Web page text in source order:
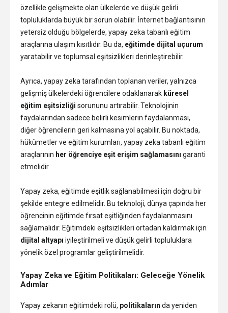
özellikle gelişmekte olan ülkelerde ve düşük gelirli
topluluklarda büyük bir sorun olabilir. İnternet bağlantısının
yetersiz olduğu bölgelerde, yapay zeka tabanlı eğitim
araçlarına ulaşım kısıtlıdır. Bu da, eğitimde dijital uçurum
yaratabilir ve toplumsal eşitsizlikleri derinleştirebilir.
Ayrıca, yapay zeka tarafından toplanan veriler, yalnızca
gelişmiş ülkelerdeki öğrencilere odaklanarak küresel
eğitim eşitsizliği sorununu artırabilir. Teknolojinin
faydalarından sadece belirli kesimlerin faydalanması,
diğer öğrencilerin geri kalmasına yol açabilir. Bu noktada,
hükümetler ve eğitim kurumları, yapay zeka tabanlı eğitim
araçlarının her öğrenciye eşit erişim sağlamasını garanti
etmelidir.
Yapay zeka, eğitimde eşitlik sağlanabilmesi için doğru bir
şekilde entegre edilmelidir. Bu teknoloji, dünya çapında her
öğrencinin eğitimde fırsat eşitliğinden faydalanmasını
sağlamalıdır. Eğitimdeki eşitsizlikleri ortadan kaldırmak için
dijital altyapı iyileştirilmeli ve düşük gelirli topluluklara
yönelik özel programlar geliştirilmelidir.
Yapay Zeka ve Eğitim Politikaları: Geleceğe Yönelik
Adımlar
Yapay zekanın eğitimdeki rolü, politikaların da yeniden